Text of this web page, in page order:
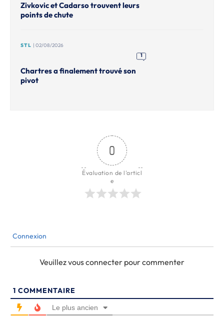
Zivkovic et Cadarso trouvent leurs
points de chute
STL | 02/08/2026
1
Chartres a finalement trouvé son
pivot
0
Évaluation de l'articl
e
Connexion
Veuillez vous connecter pour commenter
1 COMMENTAIRE
Le plus ancien